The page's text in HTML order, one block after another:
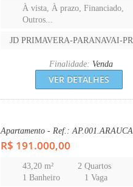
Página(s): 1 2 3 4 5
9 10
Novos anúncios
CASA 100m2, PVAI
Casa - Ref.: CA.211.PVA
R$ 170.000,00
130 m²
3 Quartos